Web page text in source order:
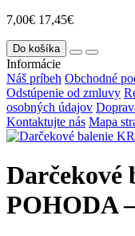
7,00€ 17,45€
Do košíka
Informácie
Náš príbeh Obchodné
Odstúpenie od zmluvy
osobných údajov
Kontaktujte nás Mapa
Darčekové
POHODA